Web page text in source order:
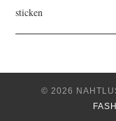
sticken
© 2026